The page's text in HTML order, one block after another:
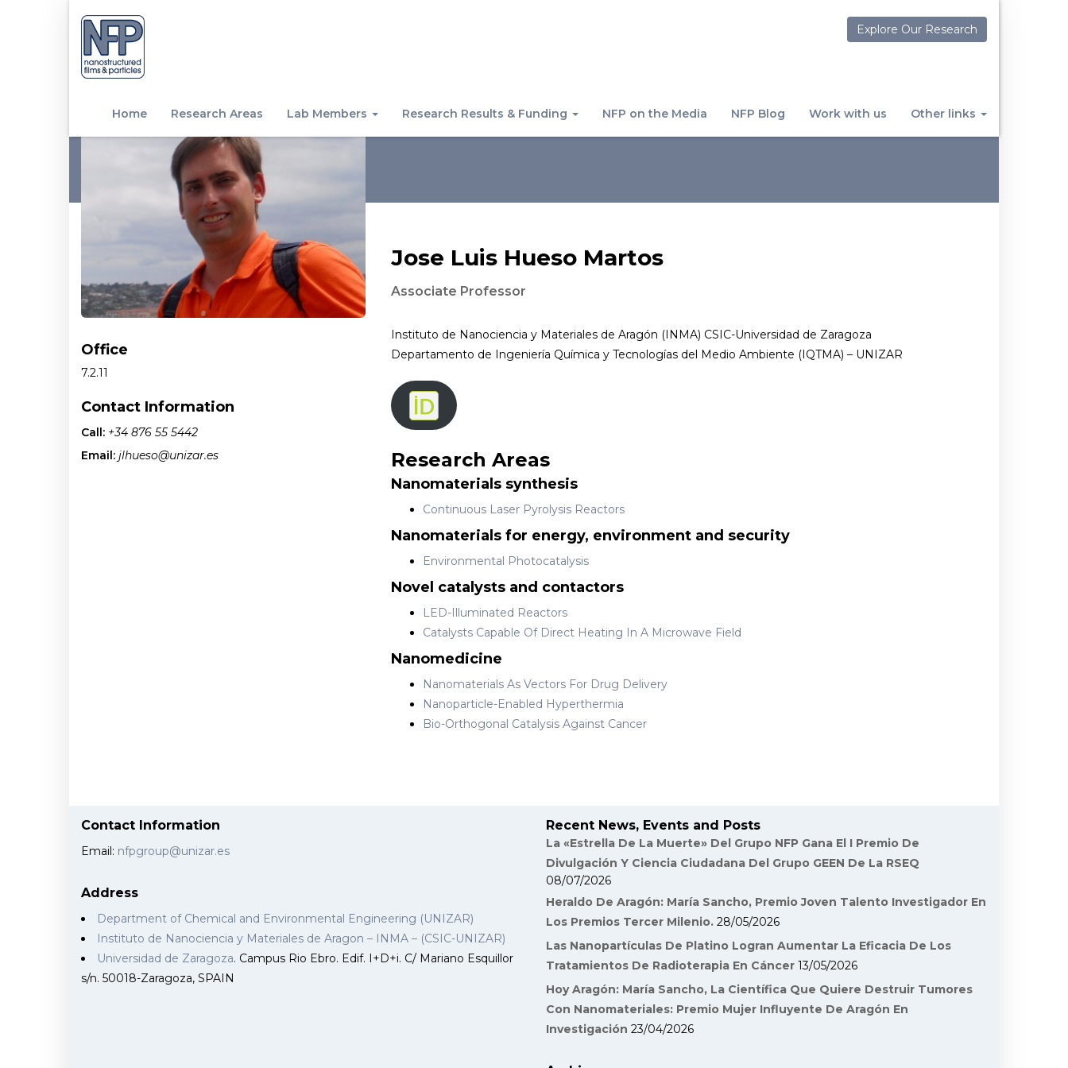
Explore Our Research
Home Research Areas Lab Members Research Results & Funding NFP on the Media NFP Blog Work with us Other links
Office
7.2.11
Contact Information
Call: +34 876 55 5442
Email: jlhueso@unizar.es
Jose Luis Hueso Martos
Associate Professor
Instituto de Nanociencia y Materiales de Aragón (INMA) CSIC-Universidad de Zaragoza
Departamento de Ingeniería Química y Tecnologías del Medio Ambiente (IQTMA) – UNIZAR
Research Areas
Nanomaterials synthesis
Continuous Laser Pyrolysis Reactors
Nanomaterials for energy, environment and security
Environmental Photocatalysis
Novel catalysts and contactors
LED-Illuminated Reactors
Catalysts Capable Of Direct Heating In A Microwave Field
Nanomedicine
Nanomaterials As Vectors For Drug Delivery
Nanoparticle-Enabled Hyperthermia
Bio-Orthogonal Catalysis Against Cancer
Contact Information
Email: nfpgroup@unizar.es
Address
Department of Chemical and Environmental Engineering (UNIZAR)
Instituto de Nanociencia y Materiales de Aragon – INMA – (CSIC-UNIZAR)
Universidad de Zaragoza. Campus Rio Ebro. Edif. I+D+i. C/ Mariano Esquillor
s/n. 50018-Zaragoza, SPAIN
Recent News, Events and Posts
La «Estrella De La Muerte» Del Grupo NFP Gana El I Premio De
Divulgación Y Ciencia Ciudadana Del Grupo GEEN De La RSEQ
08/07/2026
Heraldo De Aragón: María Sancho, Premio Joven Talento Investigador En
Los Premios Tercer Milenio. 28/05/2026
Las Nanopartículas De Platino Logran Aumentar La Eficacia De Los
Tratamientos De Radioterapia En Cáncer 13/05/2026
Hoy Aragón: María Sancho, La Científica Que Quiere Destruir Tumores
Con Nanomateriales: Premio Mujer Influyente De Aragón En
Investigación 23/04/2026